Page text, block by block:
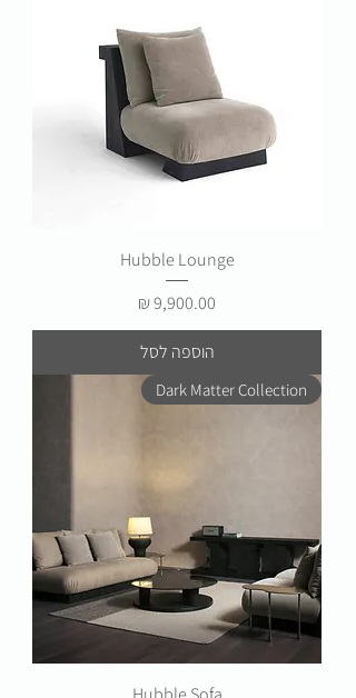
Hubble Lounge
מחיר
הוספה לסל
Dark Matter Collection